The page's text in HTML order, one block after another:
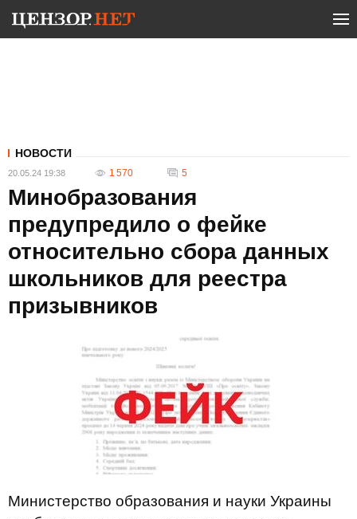
НОВОСТИ
20.05.24 19:38 1 570 5
Минобразования
предупредило о фейке
относительно сбора данных
школьников для реестра
призывников
Министерство образования и науки Украины